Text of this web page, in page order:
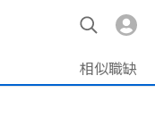
相似職缺